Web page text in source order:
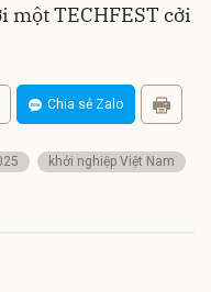
một TECHFEST cởi
Chia sẻ Zalo
khởi nghiệp Việt Nam